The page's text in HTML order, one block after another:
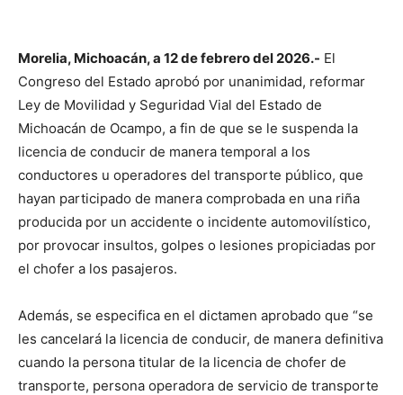
Morelia, Michoacán, a 12 de febrero del 2026.- El
Congreso del Estado aprobó por unanimidad, reformar
Ley de Movilidad y Seguridad Vial del Estado de
Michoacán de Ocampo, a fin de que se le suspenda la
licencia de conducir de manera temporal a los
conductores u operadores del transporte público, que
hayan participado de manera comprobada en una riña
producida por un accidente o incidente automovilístico,
por provocar insultos, golpes o lesiones propiciadas por
el chofer a los pasajeros.
Además, se especifica en el dictamen aprobado que “se
les cancelará la licencia de conducir, de manera definitiva
cuando la persona titular de la licencia de chofer de
transporte, persona operadora de servicio de transporte